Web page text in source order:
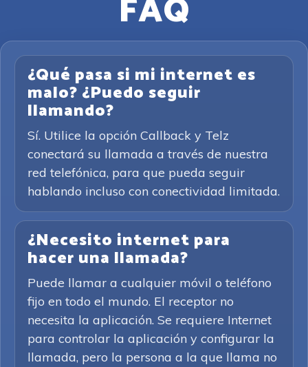
FAQ
¿Qué pasa si mi internet es
malo? ¿Puedo seguir
llamando?
Sí. Utilice la opción Callback y Telz
conectará su llamada a través de nuestra
red telefónica, para que pueda seguir
hablando incluso con conectividad limitada.
¿Necesito internet para
hacer una llamada?
Puede llamar a cualquier móvil o teléfono
fijo en todo el mundo. El receptor no
necesita la aplicación. Se requiere Internet
para controlar la aplicación y configurar la
llamada, pero la persona a la que llama no